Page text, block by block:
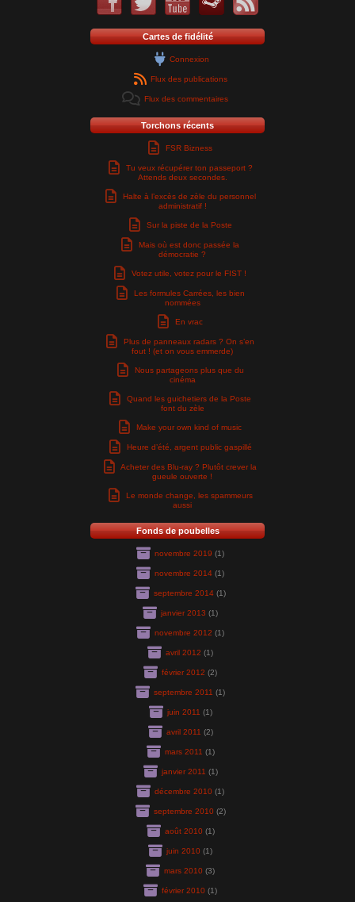
Cartes de fidélité
Connexion
Flux des publications
Flux des commentaires
Torchons récents
FSR Bizness
Tu veux récupérer ton passeport ?
Attends deux secondes.
Halte à l’excès de zèle du personnel
administratif !
Sur la piste de la Poste
Mais où est donc passée la
démocratie ?
Votez utile, votez pour le FIST !
Les formules Carrées, les bien
nommées
En vrac
Plus de panneaux radars ? On s’en
fout ! (et on vous emmerde)
Nous partageons plus que du
cinéma
Quand les guichetiers de la Poste
font du zèle
Make your own kind of music
Heure d’été, argent public gaspillé
Acheter des Blu-ray ? Plutôt crever la
gueule ouverte !
Le monde change, les spammeurs
aussi
Fonds de poubelles
novembre 2019 (1)
novembre 2014 (1)
septembre 2014(1)
janvier 2013 (1)
novembre 2012 (1)
avril 2012 (1)
février 2012 (2)
septembre 2011 (1)
juin 2011 (1)
avril 2011 (2)
mars 2011 (1)
janvier 2011 (1)
décembre 2010 (1)
septembre 2010(2)
août 2010(1)
juin 2010 (1)
mars 2010 (3)
février 2010 (1)